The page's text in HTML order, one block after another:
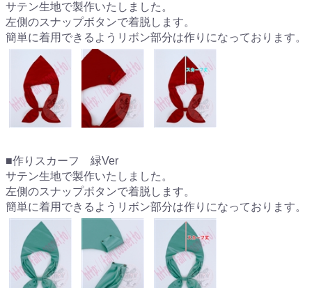
サテン生地で製作いたしました。
左側のスナップボタンで着脱します。
簡単に着用できるようリボン部分は作りになっております。
■作りスカーフ 緑Ver
サテン生地で製作いたしました。
左側のスナップボタンで着脱します。
簡単に着用できるようリボン部分は作りになっております。